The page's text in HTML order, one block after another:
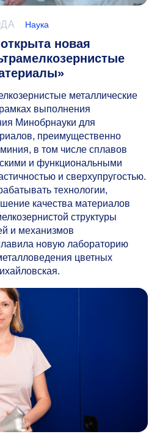
Наука
новая
металлические
выполнения
Минобрнауки для
преимущественно
в том числе сплавов
и функциональными
и сверхупругостью.
технологии,
качества материалов
структуры
и механизмов
новую лабораторию
цветных